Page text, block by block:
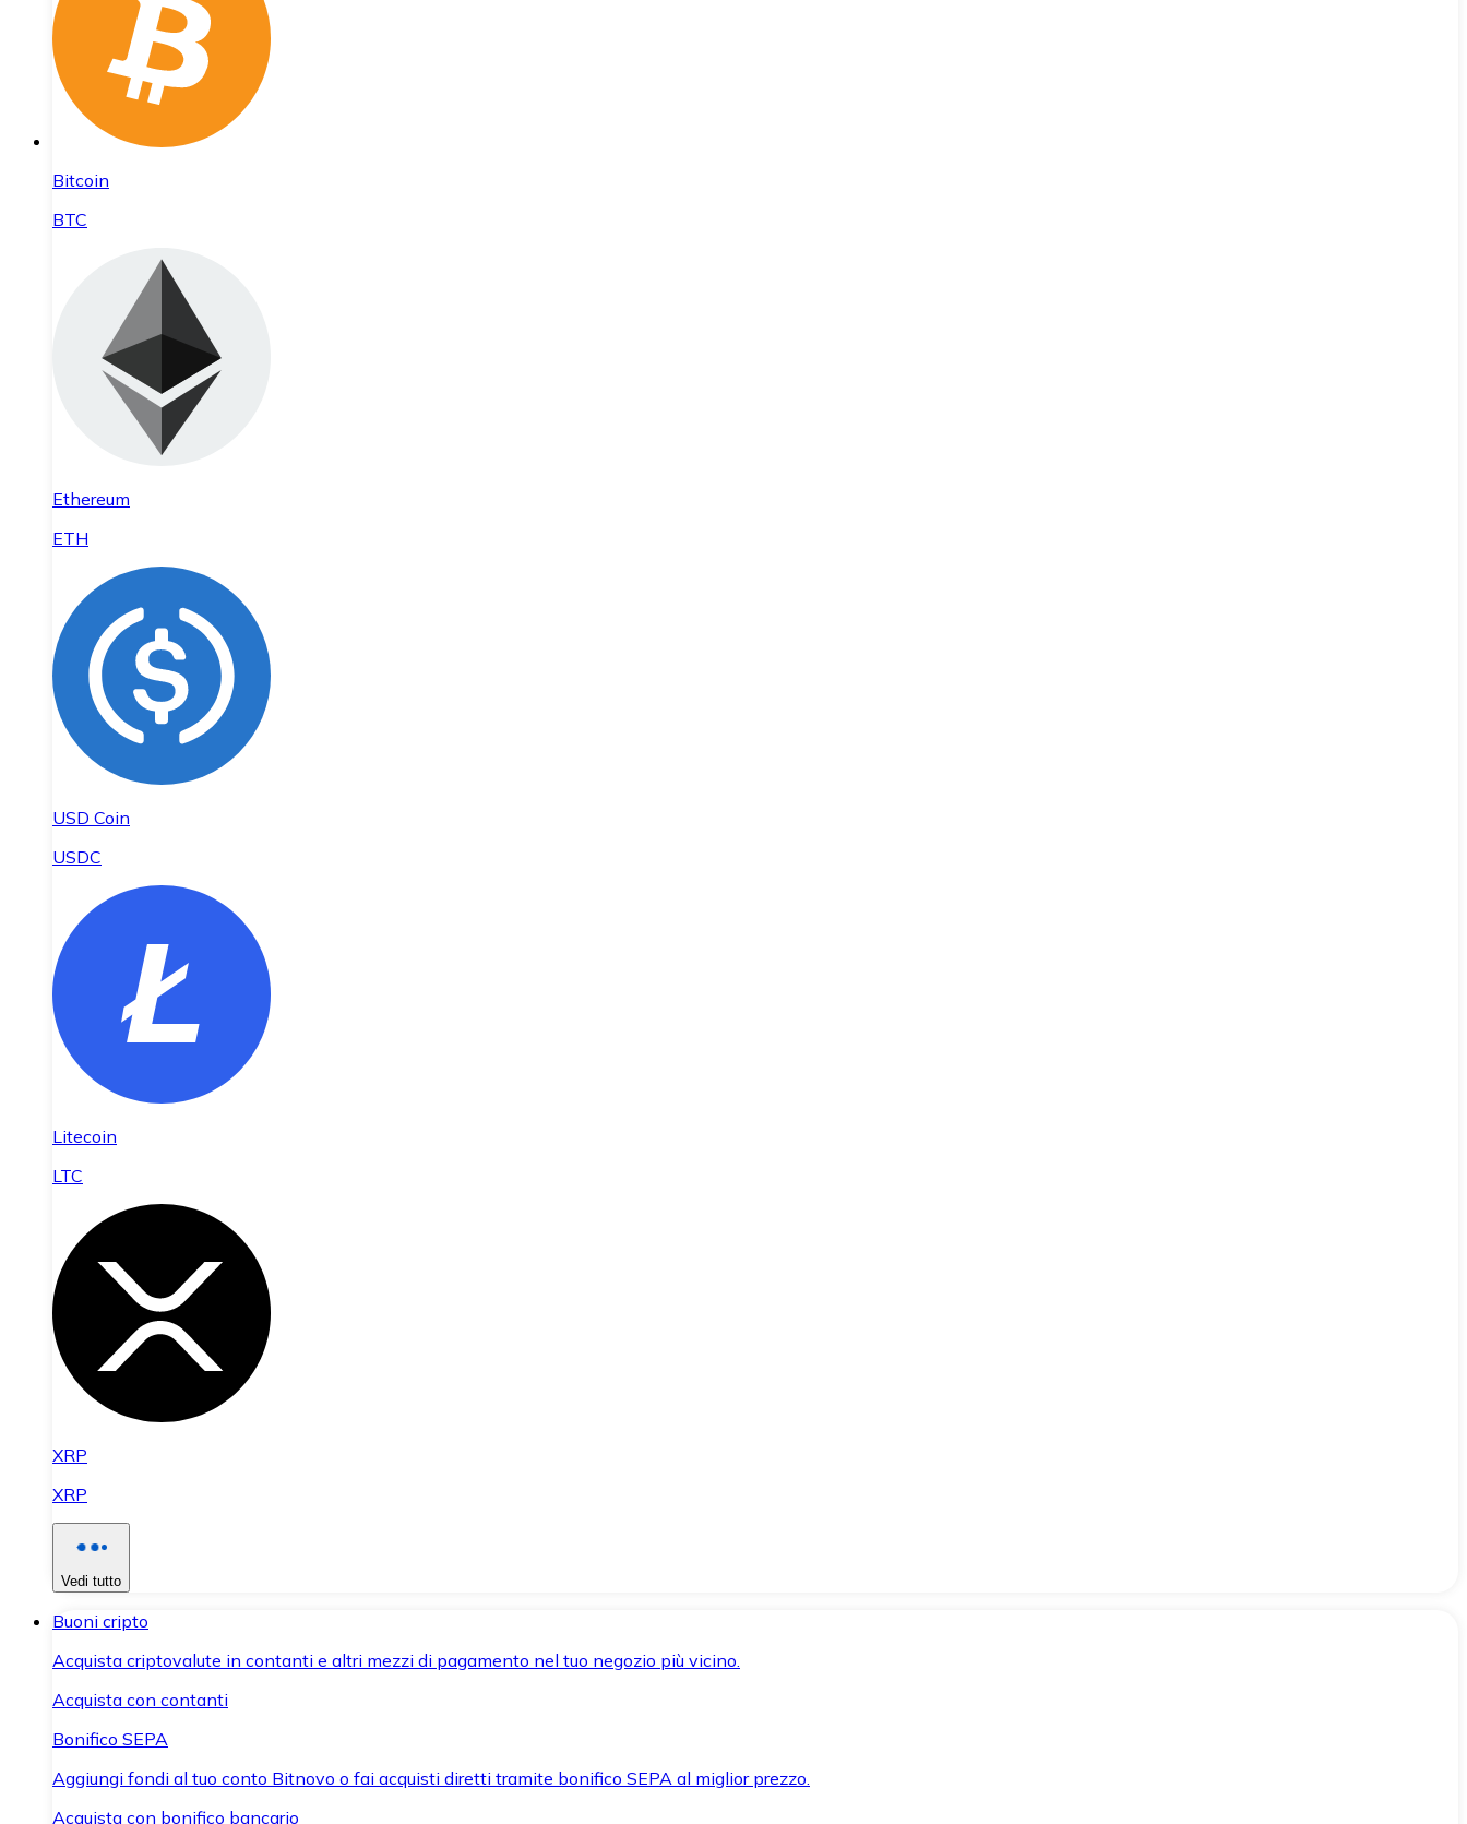
Bitcoin
BTC
Ethereum
ETH
USD Coin
USDC
Litecoin
LTC
XRP
XRP
Vedi tutto
Buoni cripto
Acquista criptovalute in contanti e altri mezzi di pagamento nel tuo negozio più vicino.
Acquista con contanti
Bonifico SEPA
Aggiungi fondi al tuo conto Bitnovo o fai acquisti diretti tramite bonifico SEPA al miglior prezzo.
Acquista con bonifico bancario